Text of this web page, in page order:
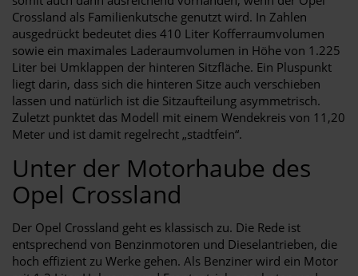
Crossland als Familienkutsche genutzt wird. In Zahlen
ausgedrückt bedeutet dies 410 Liter Kofferraumvolumen
sowie ein maximales Laderaumvolumen in Höhe von 1.225
Liter bei Umklappen der hinteren Sitzfläche. Ein Pluspunkt
liegt darin, dass sich die hinteren Sitze auch verschieben
lassen und natürlich ist die Sitzaufteilung asymmetrisch.
Zuletzt punktet das Modell mit einem Wendekreis von 11,20
Meter und ist damit regelrecht „stadtfein“.
Unter der Motorhaube des
Opel Crossland
Der Opel Crossland geht es klassisch zu. Die Rede ist
entsprechend von Benzinmotoren und Dieselantrieben, die
hoch effizient zu Werke gehen. Als Benziner wird ein Motor